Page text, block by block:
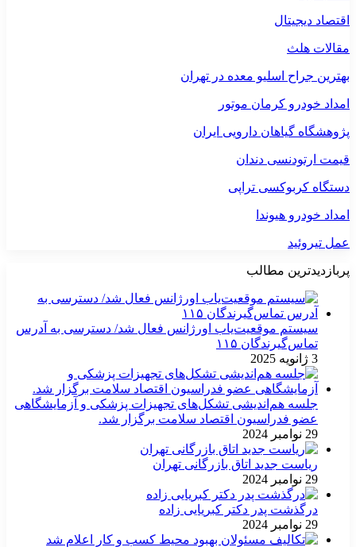
اقتصاد دیجیتال
مقالات هلث
بهترین جراح اسلیو معده در تهران
امداد خودرو کرمان موتور
پژوهشگاه گیاهان دارویی ایران
قیمت ارتودنسی دندان
دستگاه کربوکسی تراپی
امداد خودرو هیوندا
عمل تیروئید
پربازدیدترین مطالب
سیستم موقعیت‌یاب اورژانس فعال شد/ دسترسی به آدرس
تماس‌گیرندگان ۱۱۵
3 ژانویه 2025
جلسه هم‌اندیشی تشکل‌های تجهیزات پزشکی و آزمایشگاهی
عضو فدراسیون اقتصاد سلامت برگزار شد.
29 نوامبر 2024
ریاست جدید اتاق بازرگانی تهران
29 نوامبر 2024
درگذشت پدر دکتر کبریایی زاده
29 نوامبر 2024